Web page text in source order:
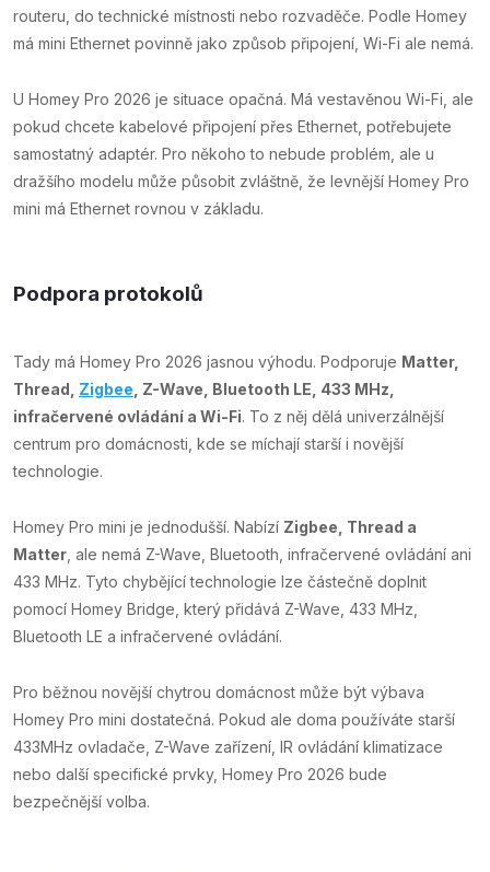
routeru, do technické místnosti nebo rozvaděče. Podle Homey
má mini Ethernet povinně jako způsob připojení, Wi-Fi ale nemá.
U Homey Pro 2026 je situace opačná. Má vestavěnou Wi-Fi, ale
pokud chcete kabelové připojení přes Ethernet, potřebujete
samostatný adaptér. Pro někoho to nebude problém, ale u
dražšího modelu může působit zvláštně, že levnější Homey Pro
mini má Ethernet rovnou v základu.
Podpora protokolů
Tady má Homey Pro 2026 jasnou výhodu. Podporuje Matter,
Thread, Zigbee , Z-Wave, Bluetooth LE, 433 MHz,
infračervené ovládání a Wi-Fi. To z něj dělá univerzálnější
centrum pro domácnosti, kde se míchají starší i novější
technologie.
Homey Pro mini je jednodušší. Nabízí Zigbee, Thread a
Matter , ale nemá Z-Wave, Bluetooth, infračervené ovládání ani
433 MHz. Tyto chybějící technologie lze částečně doplnit
pomocí Homey Bridge, který přidává Z-Wave, 433 MHz,
Bluetooth LE a infračervené ovládání.
Pro běžnou novější chytrou domácnost může být výbava
Homey Pro mini dostatečná. Pokud ale doma používáte starší
433MHz ovladače, Z-Wave zařízení, IR ovládání klimatizace
nebo další specifické prvky, Homey Pro 2026 bude
bezpečnější volba.